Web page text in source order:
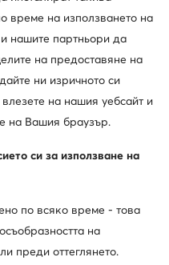
още 15% Код: SUMMER
-15%
CMP
Редовна цена111,99 €-33%
време на използването на
нашите партньори да
на предоставяне на
ни изричното си
на нашия уебсайт и
на Вашия браузър.
си за използване на
по всяко време - това
на
преди оттеглянето.